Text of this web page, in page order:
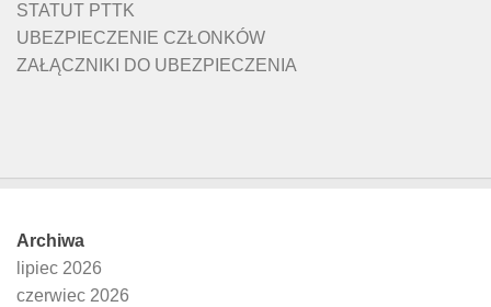
STATUT PTTK
UBEZPIECZENIE CZŁONKÓW
ZAŁĄCZNIKI DO UBEZPIECZENIA
Archiwa
lipiec 2026
czerwiec 2026